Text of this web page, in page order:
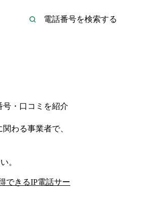
・口コミを紹介
関わる事業者で、
。
できるIP電話サー